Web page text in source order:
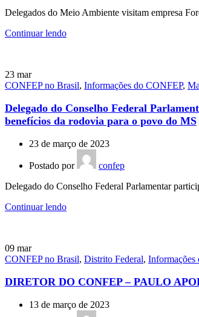
Delegados do Meio Ambiente visitam empresa
Continuar lendo
23 mar
CONFEP no Brasil, Informações do CONFEP,
Delegado do Conselho Federal
benefícios da rodovia para o povo do MS
23 de março de 2023
Postado por
confep
Delegado do Conselho Federal Parlamentar
Continuar lendo
09 mar
CONFEP no Brasil, Distrito Federal, Informações
DIRETOR DO CONFEP – PAULO
13 de março de 2023